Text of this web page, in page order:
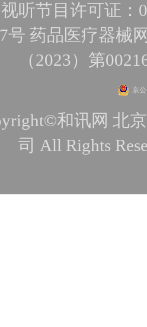
听节目许可证：
号 药品医疗器械
（2023）第
京
和讯网 北
司 All Rights